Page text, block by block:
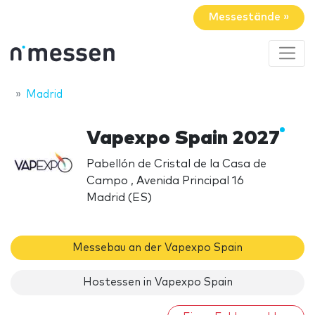
Messestände »
Madrid
Vapexpo Spain 2027
Pabellón de Cristal de la Casa de
Campo , Avenida Principal 16
Madrid (ES)
Messebau an der Vapexpo Spain
Hostessen in Vapexpo Spain